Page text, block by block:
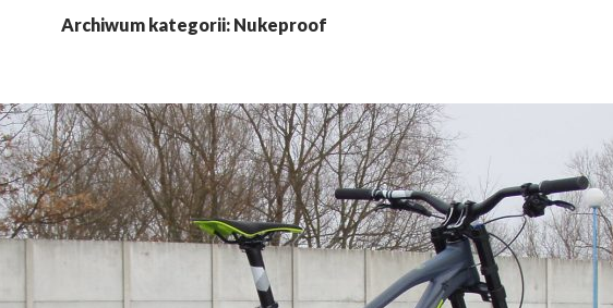
Archiwum kategorii: Nukeproof